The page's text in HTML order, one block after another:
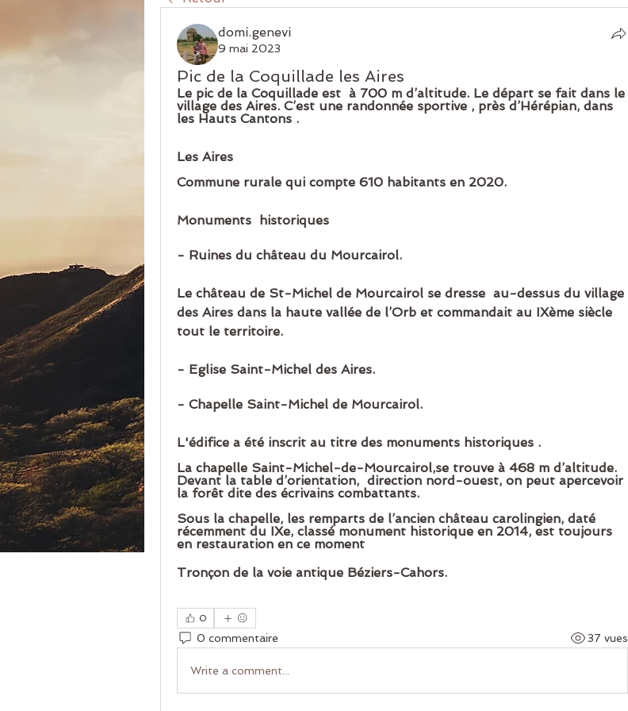
domi.genevi
9 mai 2023
Pic de la Coquillade les Aires
Le pic de la Coquillade est  à 700 m d’altitude. Le départ se fait dans le
village des Aires. C’est une randonnée sportive , près d’Hérépian, dans
les Hauts Cantons .
Les Aires
Commune rurale qui compte 610 habitants en 2020.
Monuments  historiques
- Ruines du château du Mourcairol.
Le château de St-Michel de Mourcairol se dresse  au-dessus du village
des Aires dans la haute vallée de l’Orb et commandait au IXème siècle
tout le territoire.
- Eglise Saint-Michel des Aires.
- Chapelle Saint-Michel de Mourcairol.
L'édifice a été inscrit au titre des monuments historiques .
La chapelle Saint-Michel-de-Mourcairol,se trouve à 468 m d’altitude.
Devant la table d’orientation,  direction nord-ouest, on peut apercevoir
la forêt dite des écrivains combattants.
Sous la chapelle, les remparts de l’ancien château carolingien, daté
récemment du IXe, classé monument historique en 2014, est toujours
en restauration en ce moment
Tronçon de la voie antique Béziers-Cahors.
0
0 commentaire 37 vues
Write a comment...